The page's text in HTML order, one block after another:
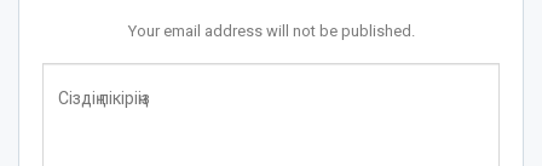
Your email address will not be published.